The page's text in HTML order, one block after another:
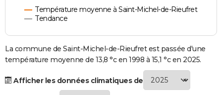
COPAINS D'AVANT
S'inscrire
Se connecter
Lycées
Collèges
Primaires
Universités
Entreprises
Service militaire
Avis de recherche
AVIS DE DÉCÈS
FORUM
Température moyenne à Saint-Michel-de-Rieufret
Tendance
La commune de Saint-Michel-de-Rieufret est passée d'une
température moyenne de 13,8 °c en 1998 à 15,1 °c en 2025.
Afficher les données climatiques de